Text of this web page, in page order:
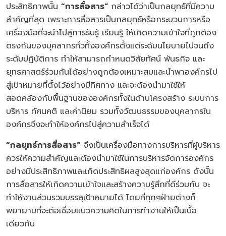
ประสิทธิภาพนั้น “การสื่อสาร” กล่าวได้ว่าเป็นกลยุทธ์ที่มีความ
สำคัญที่สุด เพราะการสื่อสารเป็นกลยุทธ์หรือกระบวนการหรือ
เครื่องมือที่จะนำไปสู่การรับรู้ เรียนรู้ ให้เกิดความเข้าใจที่ถูกต้อง
ตรงกันของบุคลากรทั่วทั้งองค์กรตั้งแต่ระดับนโยบายไปจนถึง
ระดับปฏิบัติการ ทำให้สามารถกำหนดวิสัยทัศน์ พันธกิจ และ
ยุทธศาสตร์ร่วมกันได้อย่างถูกต้องเหมาะสมและนำพาองค์กรไป
สู่เป้าหมายที่ตั้งไว้อย่างมีทิศทาง และจะต้องนำมาใช้ให้
สอดคล้องกับพื้นฐานขององค์กรทั้งในด้านโครงสร้าง ระบบการ
บริหาร ทัศนคติ และค่านิยม รวมทั้งวัฒนธรรมของบุคลากรใน
องค์กรจึงจะทำให้องค์กรไปสู่ความสำเร็จได้
“กลยุทธ์การสื่อสาร” จึงเป็นเครื่องมือทางการบริหารที่ผู้บริหาร
ควรให้ความสำคัญและต้องนำมาใช้ในการบริหารจัดการองค์กร
อย่างมีประสิทธิภาพและเกิดประสิทธิผลสูงสุดแก่องค์กร ดังนั้น
การสื่อสารให้เกิดความเข้าใจและสร้างความรู้สึกที่ดีร่วมกัน จะ
ทำให้งานส่วนรวมบรรลุเป้าหมายได้ โดยที่ทุกๆฝ่ายต่างก็
พยายามที่จะต่อเชื่อมแนวความคิดในการทำงานให้เป็นเนื้อ
เดียวกัน